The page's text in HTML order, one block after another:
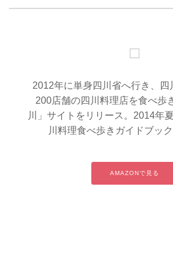
2012年に単身四川省へ行き、四
200店舗の四川料理店を食べ歩
川」サイトをリリース。2014年
川料理食べ歩きガイドブック
AMAZONで見る